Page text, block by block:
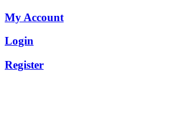
My Account
Login
Register